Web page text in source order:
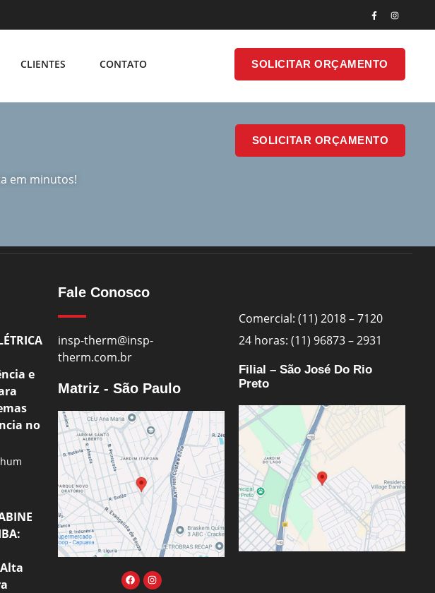
CLIENTES CONTATO SOLICITAR ORÇAMENTO
CLIENTES CONTATO
SOLICITAR
ORÇAMENTO
em minutos!
SOLICITAR ORÇAMENTO
e
no
Fale Conosco
insp-therm@insp-
therm.com.br
Matriz - São Paulo
Comercial: (11) 2018 – 7120
24 horas: (11) 96873 – 2931
Filial – São José Do Rio
Preto